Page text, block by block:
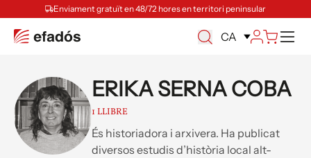
Enviament gratuït en 48/72 hores en territori peninsular
CA
ERIKA SERNA COBA
1 LLIBRE
És historiadora i arxivera. Ha publicat
diversos estudis d’història local alt-